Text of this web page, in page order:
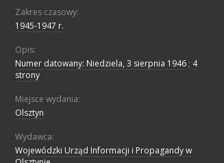
Zakres czasowy:
1945-1947 r.
Opis:
Numer datowany: Niedziela, 3 sierpnia 1946 ; 4
strony
Miejsce wydania:
Olsztyn
Wydawca:
Wojewódzki Urząd Informacji i Propagandy w